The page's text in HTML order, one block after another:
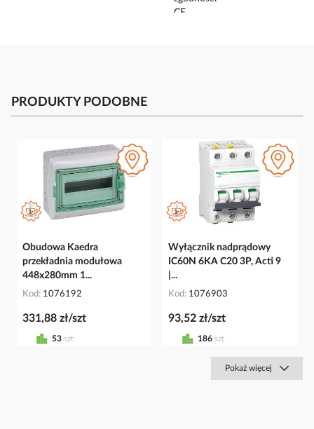
PRODUKTY PODOBNE
Obudowa Kaedra
przekładnia modułowa
448x280mm 1...
Kod 1076192
331,88 zł/szt
53 szt
Wyłącznik nadprądowy
IC60N 6KA C20 3P, Acti 9
|...
Kod 1076903
93,52 zł/szt
186 szt
Pokaż więcej